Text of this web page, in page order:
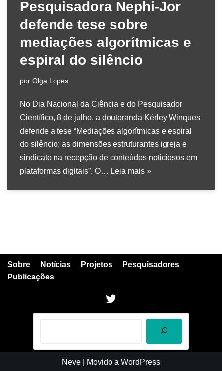
Pesquisadora Nephi-Jor
defende tese sobre
mediações algorítmicas e
espiral do silêncio
por Olga Lopes
No Dia Nacional da Ciência e do Pesquisador
Científico, 8 de julho, a doutoranda Kérley Winques
defende a tese “Mediações algorítmicas e espiral
do silêncio: as dimensões estruturantes igreja e
sindicato na recepção de conteúdos noticiosos em
plataformas digitais”. O… Leia mais »
Sobre Notícias Projetos
Pesquisadores
Publicações
Neve | Movido a WordPress